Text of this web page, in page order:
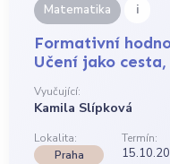
Matematika i
Formativní
Učení jako
Vyučující:
Kamila Slípková
Lokalita:
Termín:
Praha